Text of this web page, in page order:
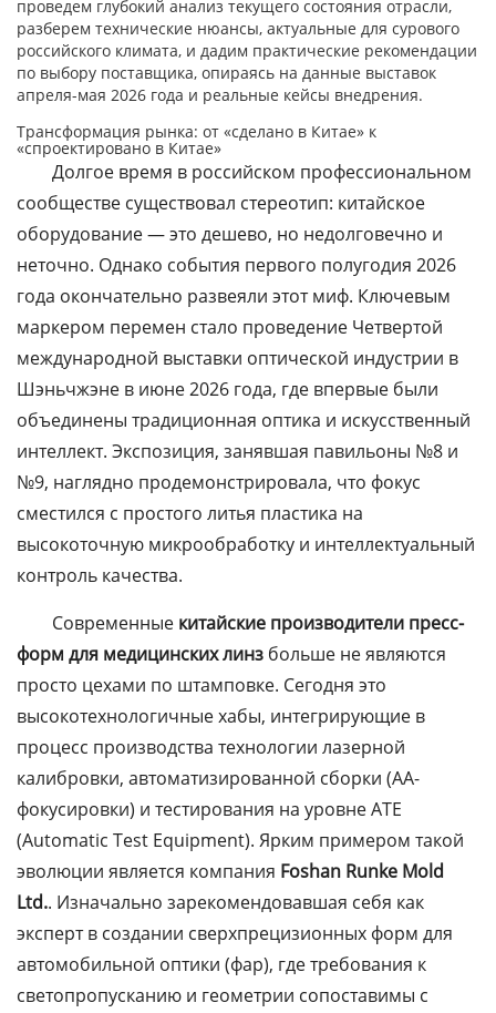
проведем глубокий анализ текущего состояния отрасли,
разберем технические нюансы, актуальные для сурового
российского климата, и дадим практические рекомендации
по выбору поставщика, опираясь на данные выставок
апреля-мая 2026 года и реальные кейсы внедрения.
Трансформация рынка: от «сделано в Китае» к
«спроектировано в Китае»
Долгое время в российском профессиональном
сообществе существовал стереотип: китайское
оборудование — это дешево, но недолговечно и
неточно. Однако события первого полугодия 2026
года окончательно развеяли этот миф. Ключевым
маркером перемен стало проведение Четвертой
международной выставки оптической индустрии в
Шэньчжэне в июне 2026 года, где впервые были
объединены традиционная оптика и искусственный
интеллект. Экспозиция, занявшая павильоны №8 и
№9, наглядно продемонстрировала, что фокус
сместился с простого литья пластика на
высокоточную микрообработку и интеллектуальный
контроль качества.
Современные китайские производители пресс-
форм для медицинских линз больше не являются
просто цехами по штамповке. Сегодня это
высокотехнологичные хабы, интегрирующие в
процесс производства технологии лазерной
калибровки, автоматизированной сборки (AA-
фокусировки) и тестирования на уровне ATE
(Automatic Test Equipment). Ярким примером такой
эволюции является компания Foshan Runke Mold
Ltd.. Изначально зарекомендовавшая себя как
эксперт в создании сверхпрецизионных форм для
автомобильной оптики (фар), где требования к
светопропусканию и геометрии сопоставимы с